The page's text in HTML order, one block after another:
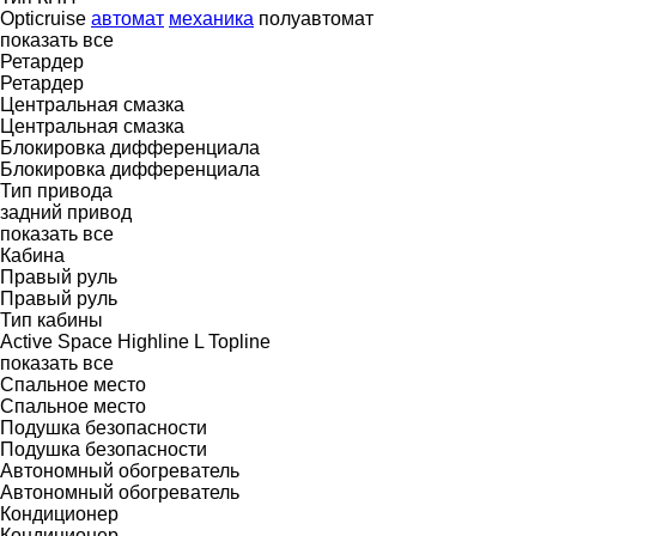
Opticruise автомат механика полуавтомат
показать все
Ретардер
Ретардер
Центральная смазка
Центральная смазка
Блокировка дифференциала
Блокировка дифференциала
Тип привода
задний привод
показать все
Кабина
Правый руль
Правый руль
Тип кабины
Active Space Highline L Topline
показать все
Спальное место
Спальное место
Подушка безопасности
Подушка безопасности
Автономный обогреватель
Автономный обогреватель
Кондиционер